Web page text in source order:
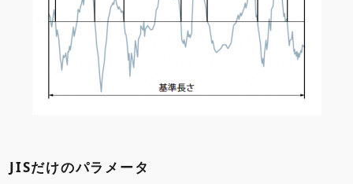
JISだけのパラメータ